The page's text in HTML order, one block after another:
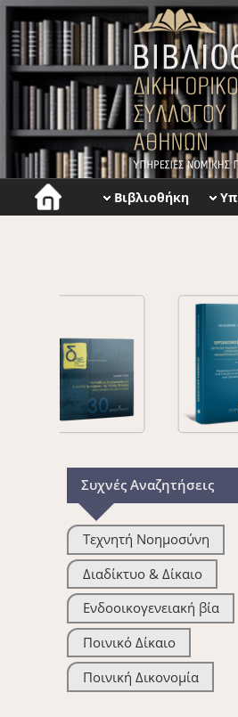
Βιβλιοθήκη
Συχνές Αναζητήσεις
Τεχνητή Νοημοσύνη
Διαδίκτυο & Δίκαιο
Ενδοοικογενειακή βία
Ποινικό Δίκαιο
Ποινική Δικονομία